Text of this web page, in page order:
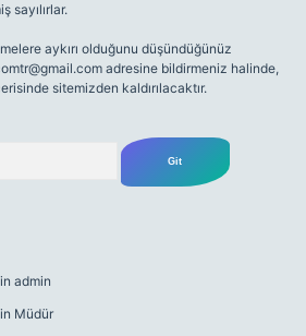
sayılırlar.
aykırı olduğunu düşündüğünüz
adresine bildirmeniz halinde,
sitemizden kaldırılacaktır.
admin
Müdür